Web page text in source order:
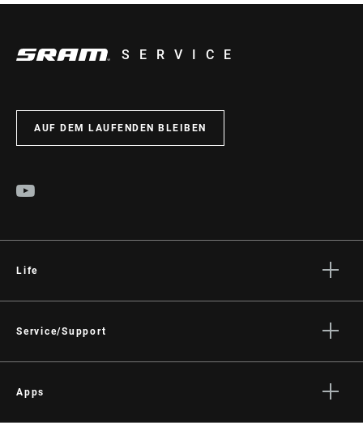
SERVICE
AUF DEM LAUFENDEN BLEIBEN
Life
Kultur
Service/Support
Händler Support
Apps